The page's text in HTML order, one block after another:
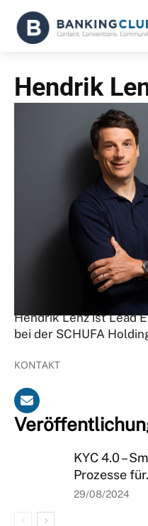
Hendrik
Hendrik Lenz ist Lead
bei der SCHUFA
KONTAKT
KYC 4.0 –
Prozesse
29/08/2024